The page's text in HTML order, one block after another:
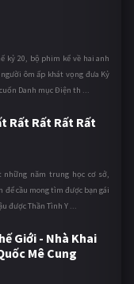
kỷ 20, bộ phim kể về hai anh
ôm ấp khát vọng đưa Kỷ
Danh mục Điện th ...
Rất Rất Rất Rất
năm trung học cơ sở,
cầu mong tìm được bạn gái
được Thần Tình Y ...
Giới - Nhà Khai
Mê Cung